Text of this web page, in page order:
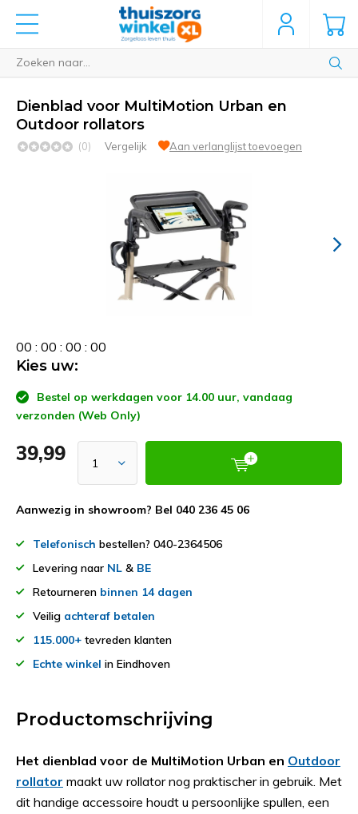
Dienblad voor MultiMotion Urban en
Outdoor rollators
(0) Vergelijk Aan verlanglijst toevoegen
00 : 00 : 00 : 00
Kies uw:
Bestel op werkdagen voor 14.00 uur, vandaag
verzonden (Web Only)
39,99
Aanwezig in showroom? Bel 040 236 45 06
Telefonisch bestellen? 040-2364506
Levering naar NL & BE
Retourneren binnen 14 dagen
Veilig achteraf betalen
115.000+ tevreden klanten
Echte winkel in Eindhoven
Productomschrijving
Het dienblad voor de MultiMotion Urban en Outdoor
rollator maakt uw rollator nog praktischer in gebruik. Met
dit handige accessoire houdt u persoonlijke spullen, een